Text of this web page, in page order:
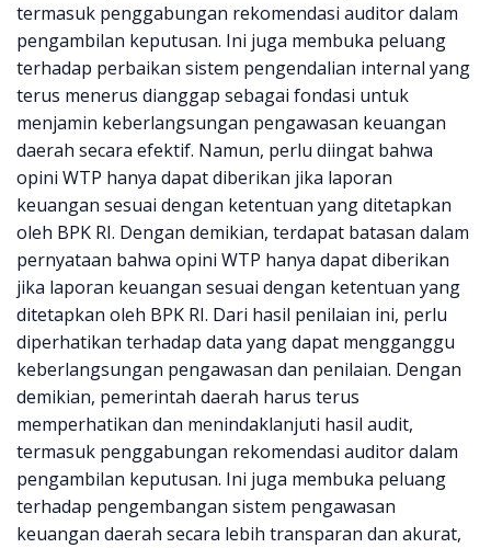
termasuk penggabungan rekomendasi auditor dalam
pengambilan keputusan. Ini juga membuka peluang
terhadap perbaikan sistem pengendalian internal yang
terus menerus dianggap sebagai fondasi untuk
menjamin keberlangsungan pengawasan keuangan
daerah secara efektif. Namun, perlu diingat bahwa
opini WTP hanya dapat diberikan jika laporan
keuangan sesuai dengan ketentuan yang ditetapkan
oleh BPK RI. Dengan demikian, terdapat batasan dalam
pernyataan bahwa opini WTP hanya dapat diberikan
jika laporan keuangan sesuai dengan ketentuan yang
ditetapkan oleh BPK RI. Dari hasil penilaian ini, perlu
diperhatikan terhadap data yang dapat mengganggu
keberlangsungan pengawasan dan penilaian. Dengan
demikian, pemerintah daerah harus terus
memperhatikan dan menindaklanjuti hasil audit,
termasuk penggabungan rekomendasi auditor dalam
pengambilan keputusan. Ini juga membuka peluang
terhadap pengembangan sistem pengawasan
keuangan daerah secara lebih transparan dan akurat,